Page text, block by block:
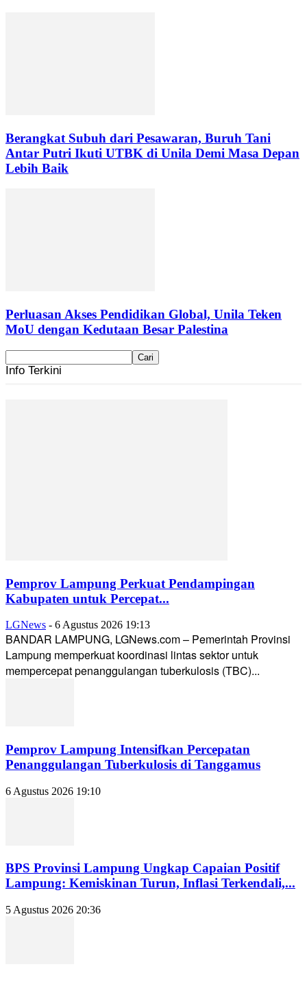
Berangkat Subuh dari Pesawaran, Buruh Tani
Antar Putri Ikuti UTBK di Unila Demi Masa Depan
Lebih Baik
Perluasan Akses Pendidikan Global, Unila Teken
MoU dengan Kedutaan Besar Palestina
Info Terkini
Pemprov Lampung Perkuat Pendampingan
Kabupaten untuk Percepat...
LGNews - 6 Agustus 2026 19:13
BANDAR LAMPUNG, LGNews.com – Pemerintah Provinsi
Lampung memperkuat koordinasi lintas sektor untuk
mempercepat penanggulangan tuberkulosis (TBC)...
Pemprov Lampung Intensifkan Percepatan
Penanggulangan Tuberkulosis di Tanggamus
6 Agustus 2026 19:10
BPS Provinsi Lampung Ungkap Capaian Positif
Lampung: Kemiskinan Turun, Inflasi Terkendali,...
5 Agustus 2026 20:36